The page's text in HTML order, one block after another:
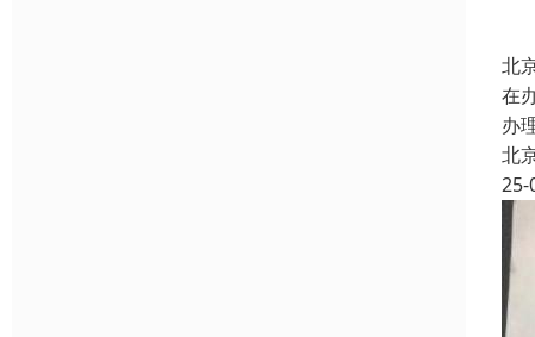
北
在
办
北
25-